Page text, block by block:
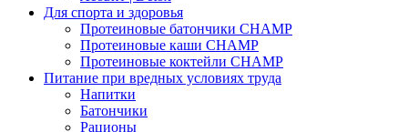
Для спорта и здоровья
Протеиновые батончики CHAMP
Протеиновые каши CHAMP
Протеиновые коктейли CHAMP
Питание при вредных условиях труда
Напитки
Батончики
Рационы